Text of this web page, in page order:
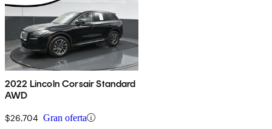
2022 Lincoln Corsair Standard
AWD
$26,704 Gran oferta